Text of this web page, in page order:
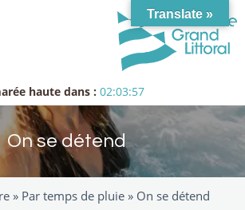
haute dans : 02:03:56
On se détend
» Par temps de pluie » On se détend
Translate »